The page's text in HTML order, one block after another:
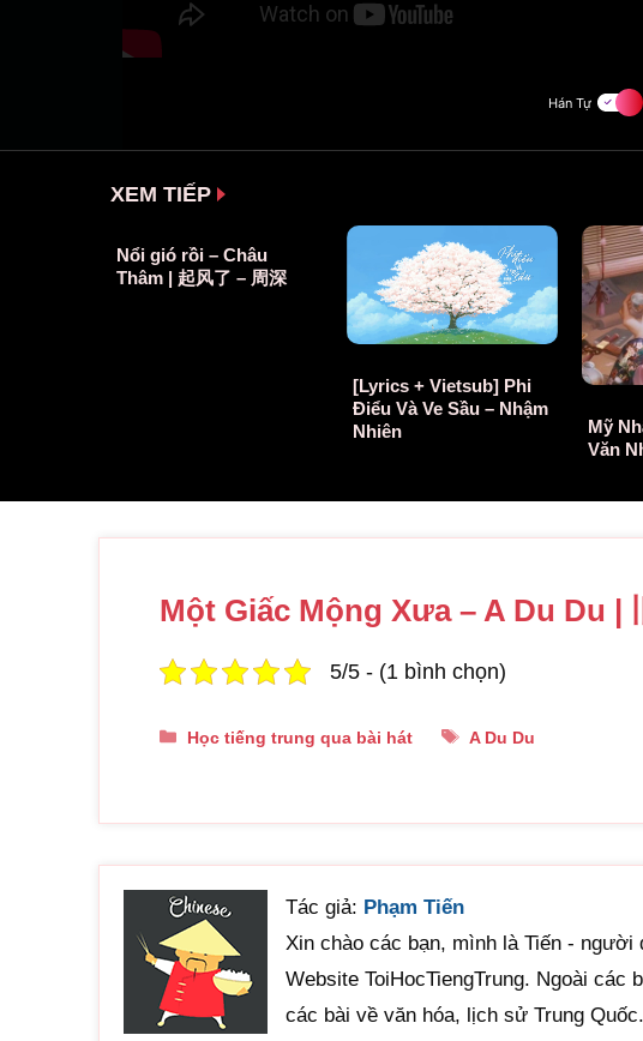
XEM TIẾP
Nổi gió rồi – Châu
Thâm | 起风了 – 周深
[Lyrics + Vietsub] Phi
Điểu Và Ve Sầu – Nhậm
Nhiên
Mỹ
Văn
Một Giấc Mộng Xưa – A Du Du |
5/5 - (1 bình chọn)
Danh
Học tiếng trung qua bài hát Thẻ
A Du Du
Tác giả: Phạm Tiến
Xin chào các bạn, mình là Tiến -
Website ToiHocTiengTrung. Ngoài
các bài về văn hóa, lịch sử Trung Quốc.